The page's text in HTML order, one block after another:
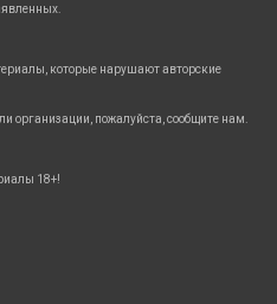
которые нарушают авторские
пожалуйста, сообщите нам.
18+!